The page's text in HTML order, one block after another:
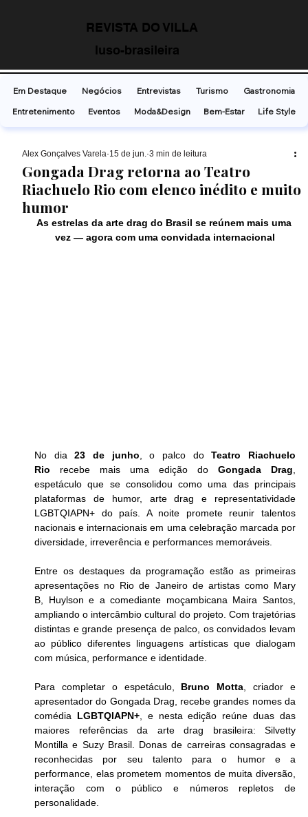
REVISTA DO VILLA
luso-brasileira
Gongada Drag retorna ao Teatro
Riachuelo Rio com elenco inédito e muito
humor
Alex Gonçalves Varela 15 de jun. 3 min de leitura
As estrelas da arte drag do Brasil se reúnem mais uma
vez — agora com uma convidada internacional
No dia 23 de junho , o palco do Teatro Riachuelo
Rio recebe mais uma edição do Gongada Drag
espetáculo que se consolidou como uma das principais
plataformas de humor, arte drag e representatividade
LGBTQIAPN+ do país. A noite promete reunir talentos
nacionais e internacionais em uma celebração marcada por
diversidade, irreverência e performances memoráveis.
Entre os destaques da programação estão as primeiras
apresentações no Rio de Janeiro de artistas como Mary
B, Huylson e a comediante moçambicana Maira Santos,
ampliando o intercâmbio cultural do projeto. Com trajetórias
distintas e grande presença de palco, os convidados levam
ao público diferentes linguagens artísticas que dialogam
com música, performance e identidade.
Para completar o espetáculo, Bruno Motta , criador e
apresentador do Gongada Drag, recebe grandes nomes da
comédia LGBTQIAPN+, e nesta edição reúne duas das
maiores referências da arte drag brasileira: Silvetty
Montilla e Suzy Brasil. Donas de carreiras consagradas e
reconhecidas por seu talento para o humor e a
performance, elas prometem momentos de muita diversão,
interação com o público e números repletos de
personalidade.
Em Destaque Negócios Entrevistas Turismo
Gastronomia
Entretenimento
Eventos Moda&Design Bem-Estar Life Style